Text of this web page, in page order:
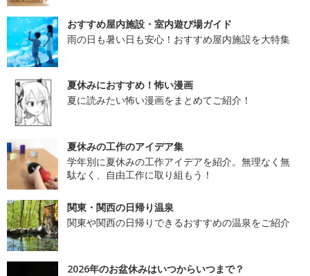
おすすめ屋内施設・室内遊び場ガイド
雨の日も暑い日も安心！おすすめ屋内施設を大特集
夏休みにおすすめ！怖い漫画
夏に読みたい怖い漫画をまとめてご紹介！
夏休みの工作のアイデア集
学年別に夏休みの工作アイデアを紹介。無理なく無
駄なく、自由工作に取り組もう！
関東・関西の日帰り温泉
関東や関西の日帰りできるおすすめの温泉をご紹介
2026年のお盆休みはいつからいつまで？